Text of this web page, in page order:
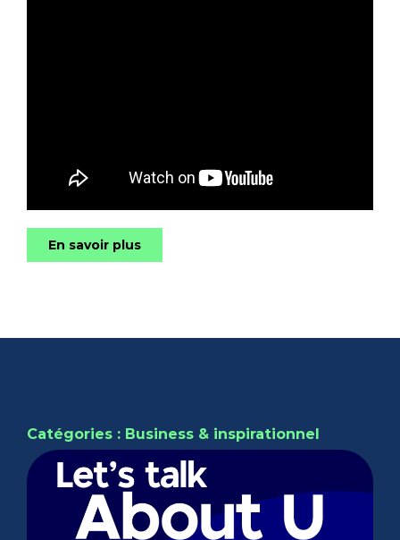
En savoir plus
Catégories : Business & inspirationnel